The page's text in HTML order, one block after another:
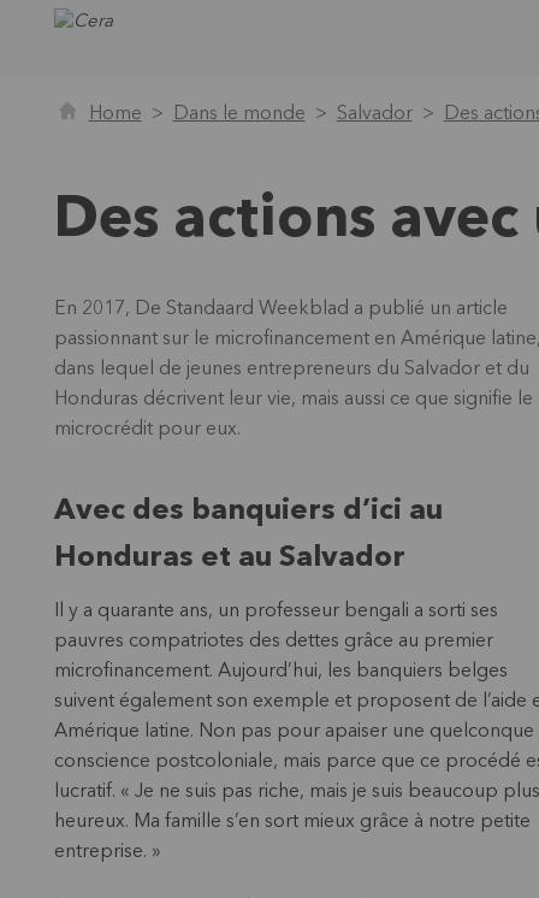
Home Dans le monde Salvador Des
Des actions
En 2017, De Standaard Weekblad a publié un article
passionnant sur le microfinancement en Amérique
dans lequel de jeunes entrepreneurs du Salvador et du
Honduras décrivent leur vie, mais aussi ce que signifie le
microcrédit pour eux.
Avec des banquiers d’ici au
Honduras et au Salvador
Il y a quarante ans, un professeur bengali a sorti ses
pauvres compatriotes des dettes grâce au premier
microfinancement. Aujourd’hui, les banquiers belges
suivent également son exemple et proposent de l’aide
Amérique latine. Non pas pour apaiser une quelconque
conscience postcoloniale, mais parce que ce procédé
lucratif. « Je ne suis pas riche, mais je suis beaucoup plus
heureux. Ma famille s’en sort mieux grâce à notre petite
entreprise. »